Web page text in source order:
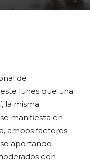
de
lunes que una
la misma
manifiesta en
ambos factores
aportando
con